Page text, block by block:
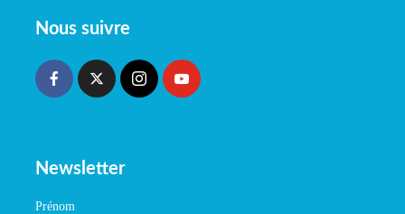
Nous suivre
Newsletter
Prénom